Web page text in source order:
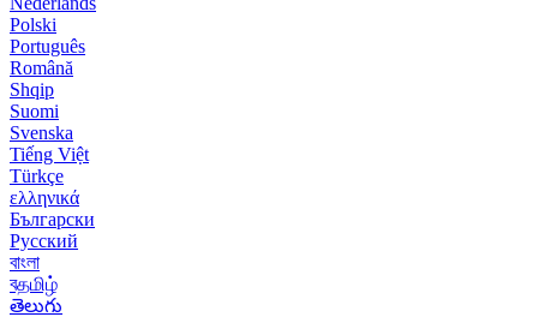
Polski
Português
Română
Shqip
Suomi
Svenska
Tiếng Việt
Türkçe
ελληνικά
Български
Русский
বাংলা
বதமிழ்
తెలుగు